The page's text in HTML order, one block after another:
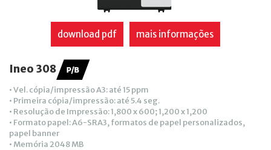
download pdf mais informações
Ineo 308
• Vel. cópia/impressão A3: até 15 ppm
• Primeira cópia/impressão: até 5.4 seg.
• Resolução de Impressão: 1,800 x 600; 1,200 x 1,200
• Formato papel: A6-SRA3, formatos de papel personalizados,
papel banner
• Memória 2048 MB